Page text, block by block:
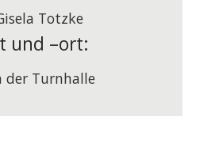
Totzke
und –ort:
der Turnhalle